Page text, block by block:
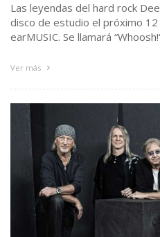
Las leyendas del hard rock
disco de estudio el próximo
earMUSIC. Se llamará
Ver más